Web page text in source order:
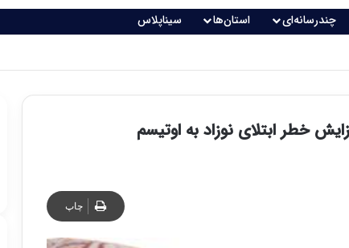
چندرسانه‌ای استان‌ها سیناپلاس
خطر ابتلای نوزاد به اوتیسم
چاپ